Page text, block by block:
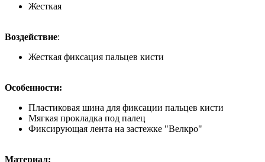
Жесткая
Воздействие:
Жесткая фиксация пальцев кисти
Особенности:
Пластиковая шина для фиксации пальцев кисти
Мягкая прокладка под палец
Фиксирующая лента на застежке "Велкро"
Материал: